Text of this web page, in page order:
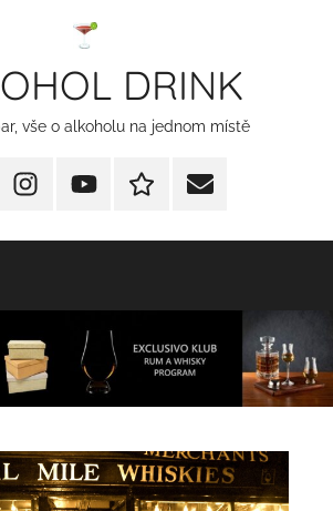
DRINK
vše o alkoholu na jednom místě
Instagram
YT
Redakční
E-